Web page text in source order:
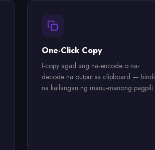
One-Click Copy
I-copy agad ang na-encode o na-
decode na output sa clipboard — hindi
na kailangan ng manu-manong pagpili.